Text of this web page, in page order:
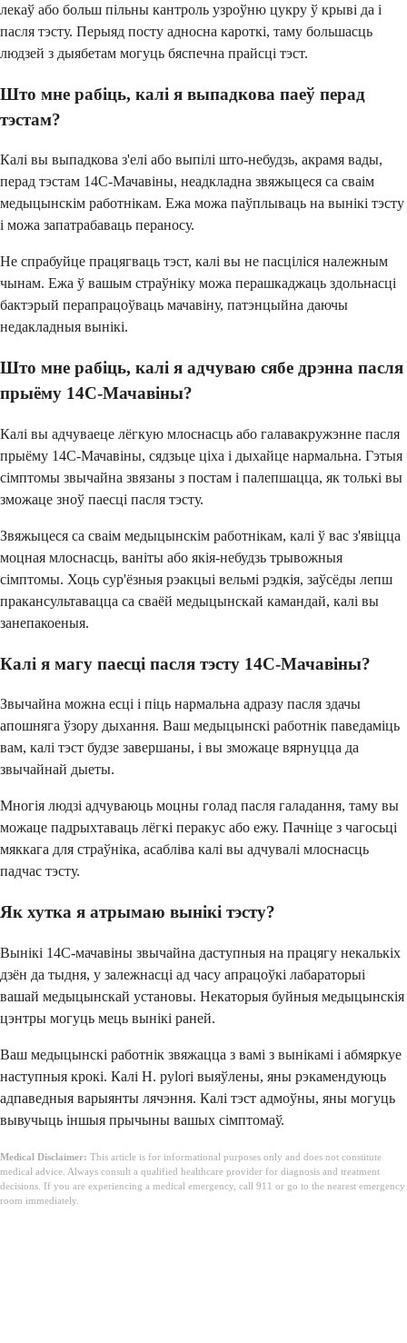
лекаў або больш пільны кантроль узроўню цукру ў крыві да і
пасля тэсту. Перыяд посту адносна кароткі, таму большасць
людзей з дыябетам могуць бяспечна прайсці тэст.
Што мне рабіць, калі я выпадкова паеў перад
тэстам?
Калі вы выпадкова з'елі або выпілі што-небудзь, акрамя вады,
перад тэстам 14C-Мачавіны, неадкладна звяжыцеся са сваім
медыцынскім работнікам. Ежа можа паўплываць на вынікі тэсту
і можа запатрабаваць пераносу.
Не спрабуйце працягваць тэст, калі вы не пасціліся належным
чынам. Ежа ў вашым страўніку можа перашкаджаць здольнасці
бактэрый перапрацоўваць мачавіну, патэнцыйна даючы
недакладныя вынікі.
Што мне рабіць, калі я адчуваю сябе дрэнна пасля
прыёму 14C-Мачавіны?
Калі вы адчуваеце лёгкую млоснасць або галавакружэнне пасля
прыёму 14C-Мачавіны, сядзьце ціха і дыхайце нармальна. Гэтыя
сімптомы звычайна звязаны з постам і палепшацца, як толькі вы
зможаце зноў паесці пасля тэсту.
Звяжыцеся са сваім медыцынскім работнікам, калі ў вас з'явіцца
моцная млоснасць, ваніты або якія-небудзь трывожныя
сімптомы. Хоць сур'ёзныя рэакцыі вельмі рэдкія, заўсёды лепш
пракансультавацца са сваёй медыцынскай камандай, калі вы
занепакоеныя.
Калі я магу паесці пасля тэсту 14C-Мачавіны?
Звычайна можна есці і піць нармальна адразу пасля здачы
апошняга ўзору дыхання. Ваш медыцынскі работнік паведаміць
вам, калі тэст будзе завершаны, і вы зможаце вярнуцца да
звычайнай дыеты.
Многія людзі адчуваюць моцны голад пасля галадання, таму вы
можаце падрыхтаваць лёгкі перакус або ежу. Пачніце з чагосьці
мяккага для страўніка, асабліва калі вы адчувалі млоснасць
падчас тэсту.
Як хутка я атрымаю вынікі тэсту?
Вынікі 14C-мачавіны звычайна даступныя на працягу некалькіх
дзён да тыдня, у залежнасці ад часу апрацоўкі лабараторыі
вашай медыцынскай установы. Некаторыя буйныя медыцынскія
цэнтры могуць мець вынікі раней.
Ваш медыцынскі работнік звяжацца з вамі з вынікамі і абмяркуе
наступныя крокі. Калі H. pylori выяўлены, яны рэкамендуюць
адпаведныя варыянты лячэння. Калі тэст адмоўны, яны могуць
вывучыць іншыя прычыны вашых сімптомаў.
Medical Disclaimer: This article is for informational purposes only and does not constitute
medical advice. Always consult a qualified healthcare provider for diagnosis and treatment
decisions. If you are experiencing a medical emergency, call 911 or go to the nearest emergency
room immediately.